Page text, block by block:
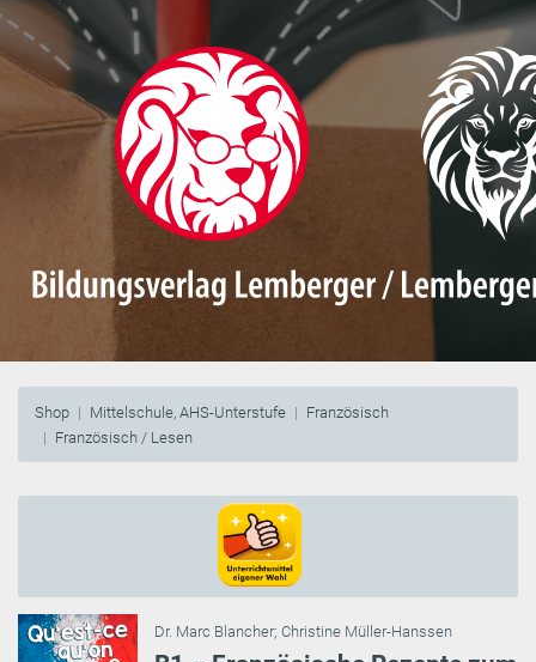
Shop Mittelschule, AHS-Unterstufe
Französisch
Französisch / Lesen
Dr. Marc Blancher; Christine Müller-Hanssen